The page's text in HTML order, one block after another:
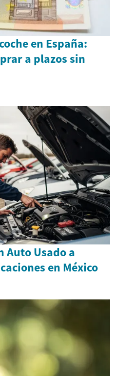
en España:
a plazos sin
Auto Usado a
en México